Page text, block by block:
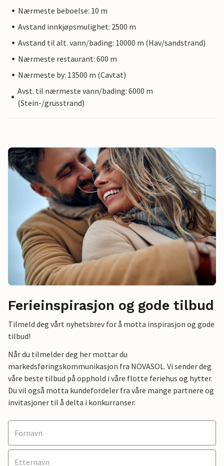
Nærmeste beboelse: 10 m
Avstand innkjøpsmulighet: 2500 m
Avstand til alt. vann/bading: 10000 m (Hav/sandstrand)
Nærmeste restaurant: 600 m
Nærmeste by: 13500 m (Cavtat)
Avst. til nærmeste vann/bading: 6000 m
(Stein-/grusstrand)
Ferieinspirasjon og gode tilbud
Tilmeld deg vårt nyhetsbrev for å motta inspirasjon og gode
tilbud!
Når du tilmelder deg her mottar du
markedsføringskommunikasjon fra NOVASOL. Vi sender deg
våre beste tilbud på opphold i våre flotte feriehus og hytter.
Du vil også motta kundefordeler fra våre mange partnere og
invitasjoner til å delta i konkurranser.